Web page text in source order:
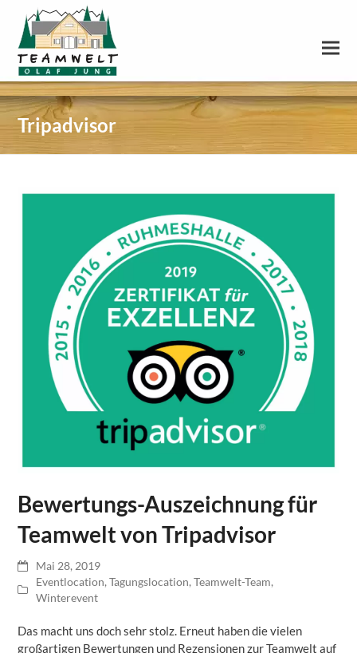
Tripadvisor
Bewertungs-Auszeichnung für
Teamwelt von Tripadvisor
Mai 28, 2019
Eventlocation,Tagungslocation,Teamwelt-Team,
Winterevent
Das macht uns doch sehr stolz. Erneut haben die vielen
großartigen Bewertungen und Rezensionen zur Teamwelt auf